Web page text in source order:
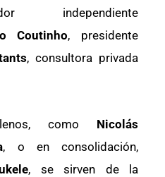
independiente
Coutinho, presidente
, consultora privada
como Nicolás
, o en consolidación,
, se sirven de la